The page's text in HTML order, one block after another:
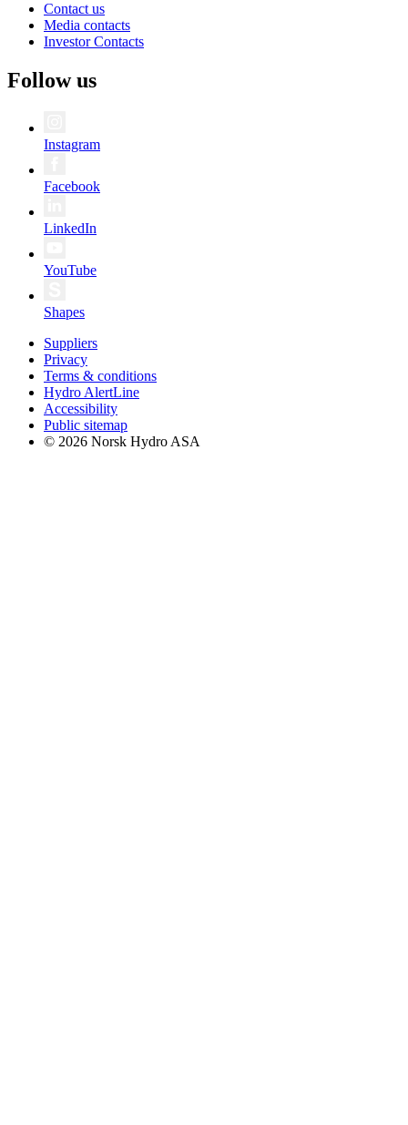
Contact us
Media contacts
Investor Contacts
Follow us
Instagram
Facebook
LinkedIn
YouTube
Shapes
Suppliers
Privacy
Terms & conditions
Hydro AlertLine
Accessibility
Public sitemap
© 2026 Norsk Hydro ASA